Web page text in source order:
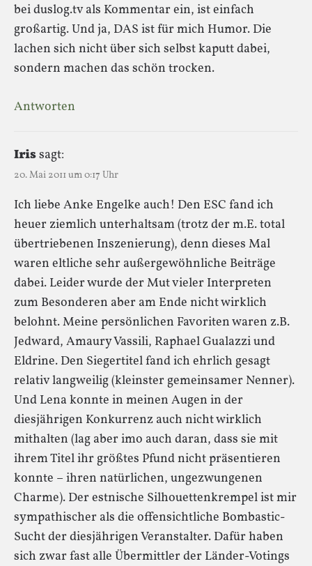
bei duslog.tv als Kommentar ein, ist einfach
großartig. Und ja, DAS ist für mich Humor. Die
lachen sich nicht über sich selbst kaputt dabei,
sondern machen das schön trocken.
Antworten
Irissagt:
20. Mai 2011 um 0:17 Uhr
Ich liebe Anke Engelke auch! Den ESC fand ich
heuer ziemlich unterhaltsam (trotz der m.E. total
übertriebenen Inszenierung), denn dieses Mal
waren eltliche sehr außergewöhnliche Beiträge
dabei. Leider wurde der Mut vieler Interpreten
zum Besonderen aber am Ende nicht wirklich
belohnt. Meine persönlichen Favoriten waren z.B.
Jedward, Amaury Vassili, Raphael Gualazzi und
Eldrine. Den Siegertitel fand ich ehrlich gesagt
relativ langweilig (kleinster gemeinsamer Nenner).
Und Lena konnte in meinen Augen in der
diesjährigen Konkurrenz auch nicht wirklich
mithalten (lag aber imo auch daran, dass sie mit
ihrem Titel ihr größtes Pfund nicht präsentieren
konnte – ihren natürlichen, ungezwungenen
Charme). Der estnische Silhouettenkrempel ist mir
sympathischer als die offensichtliche Bombastic-
Sucht der diesjährigen Veranstalter. Dafür haben
sich zwar fast alle Übermittler der Länder-Votings